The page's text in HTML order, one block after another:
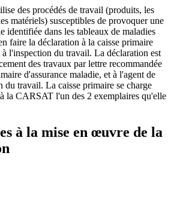
des procédés de travail (produits, les
matériels) susceptibles de provoquer une
identifiée dans les tableaux de maladies
faire la déclaration à la caisse primaire
à l'inspection du travail. La déclaration est
des travaux par lettre recommandée
d'assurance maladie, et à l'agent de
du travail. La caisse primaire se charge
la CARSAT l'un des 2 exemplaires qu'elle
à la mise en œuvre de la